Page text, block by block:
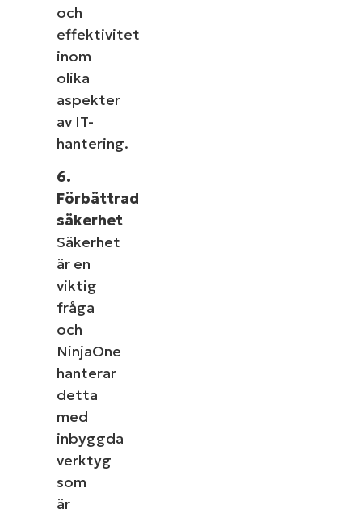
och
effektivitet
inom
olika
aspekter
av IT-
hantering.
6.
Förbättrad
säkerhet
Säkerhet
är en
viktig
fråga
och
NinjaOne
hanterar
detta
med
inbyggda
verktyg
som
är